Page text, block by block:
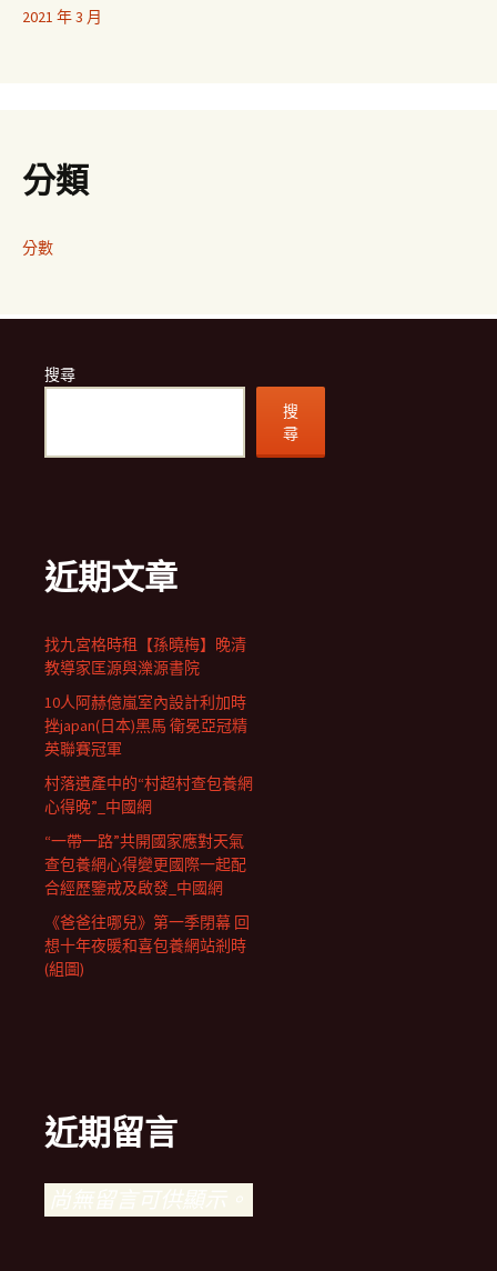
2021 年 3 月
分類
分數
搜尋
搜
尋
近期文章
找九宮格時租【孫曉梅】晚清
教導家匡源與濼源書院
10人阿赫億嵐室內設計利加時
挫japan(日本)黑馬 衛冕亞冠精
英聯賽冠軍
村落遺產中的“村超村查包養網
心得晚”_中國網
“一帶一路”共開國家應對天氣
查包養網心得變更國際一起配
合經歷鑒戒及啟發_中國網
《爸爸往哪兒》第一季閉幕 回
想十年夜暖和喜包養網站剎時
(組圖)
近期留言
尚無留言可供顯示。